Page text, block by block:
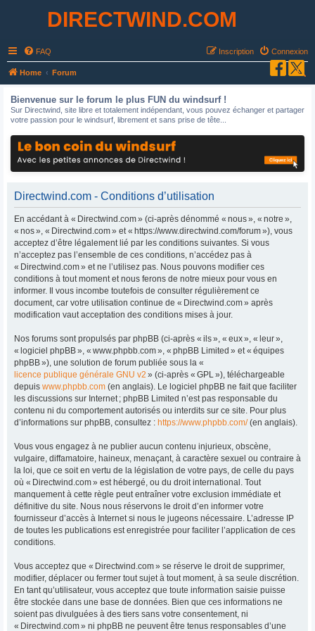
DIRECTWIND.COM
FAQ Connexion
Inscription
Home Forum
Bienvenue sur le forum le plus FUN du windsurf !
Sur Directwind, site libre et totalement indépendant, vous pouvez échanger et partager
votre passion pour le windsurf, librement et sans prise de tête...
Directwind.com - Conditions d’utilisation
En accédant à « Directwind.com » (ci-après dénommé « nous », « notre »,
« nos », « Directwind.com » et « https://www.directwind.com/forum »), vous
acceptez d’être légalement lié par les conditions suivantes. Si vous
n’acceptez pas l’ensemble de ces conditions, n’accédez pas à
« Directwind.com » et ne l’utilisez pas. Nous pouvons modifier ces
conditions à tout moment et nous ferons de notre mieux pour vous en
informer. Il vous incombe toutefois de consulter régulièrement ce
document, car votre utilisation continue de « Directwind.com » après
modification vaut acceptation des conditions mises à jour.
Nos forums sont propulsés par phpBB (ci-après « ils », « eux », « leur »,
« logiciel phpBB », « www.phpbb.com », « phpBB Limited » et « équipes
phpBB »), une solution de forum publiée sous la «
licence publique générale GNU v2 » (ci-après « GPL »), téléchargeable
depuis www.phpbb.com (en anglais). Le logiciel phpBB ne fait que faciliter
les discussions sur Internet ; phpBB Limited n’est pas responsable du
contenu ni du comportement autorisés ou interdits sur ce site. Pour plus
d’informations sur phpBB, consultez : https://www.phpbb.com/(en anglais).
Vous vous engagez à ne publier aucun contenu injurieux, obscène,
vulgaire, diffamatoire, haineux, menaçant, à caractère sexuel ou contraire à
la loi, que ce soit en vertu de la législation de votre pays, de celle du pays
où « Directwind.com » est hébergé, ou du droit international. Tout
manquement à cette règle peut entraîner votre exclusion immédiate et
définitive du site. Nous nous réservons le droit d’en informer votre
fournisseur d’accès à Internet si nous le jugeons nécessaire. L’adresse IP
de toutes les publications est enregistrée pour faciliter l’application de ces
conditions.
Vous acceptez que « Directwind.com » se réserve le droit de supprimer,
modifier, déplacer ou fermer tout sujet à tout moment, à sa seule discrétion.
En tant qu’utilisateur, vous acceptez que toute information saisie puisse
être stockée dans une base de données. Bien que ces informations ne
soient pas divulguées à des tiers sans votre consentement, ni
« Directwind.com » ni phpBB ne peuvent être tenus responsables d’une